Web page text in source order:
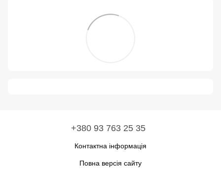
+380 93 763 25 35
Контактна інформація
Повна версія сайту